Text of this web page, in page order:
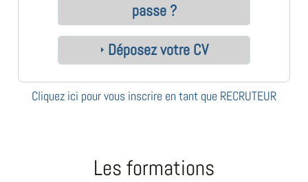
passe ?
Déposez votre CV
Cliquez ici pour vous inscrire en tant que RECRUTEUR
Les formations